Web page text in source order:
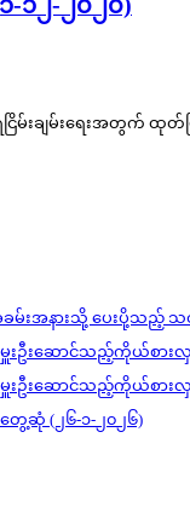
၁၂-၂၀၂၀)
ချမ်းရေးအတွက် ထုတ်
အခမ်းအနားသို့ ပေးပို့သည့်
ေးမှူးဦးဆောင်သည့်ကိုယ်
ေးမှူးဦးဆောင်သည့်ကိုယ်
ေ့ဆုံ (၂၆-၁-၂၀၂၆)